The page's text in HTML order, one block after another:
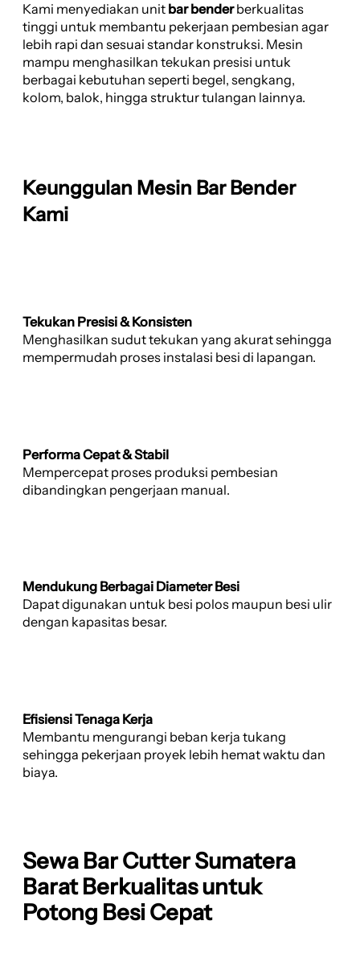
Kami menyediakan unit bar benderberkualitas
tinggi untuk membantu pekerjaan pembesian agar
lebih rapi dan sesuai standar konstruksi. Mesin
mampu menghasilkan tekukan presisi untuk
berbagai kebutuhan seperti begel, sengkang,
kolom, balok, hingga struktur tulangan lainnya.
Keunggulan Mesin Bar Bender
Kami
Tekukan Presisi & Konsisten
Menghasilkan sudut tekukan yang akurat sehingga
mempermudah proses instalasi besi di lapangan.
Performa Cepat & Stabil
Mempercepat proses produksi pembesian
dibandingkan pengerjaan manual.
Mendukung Berbagai Diameter Besi
Dapat digunakan untuk besi polos maupun besi ulir
dengan kapasitas besar.
Efisiensi Tenaga Kerja
Membantu mengurangi beban kerja tukang
sehingga pekerjaan proyek lebih hemat waktu dan
biaya.
Sewa Bar Cutter Sumatera
Barat Berkualitas untuk
Potong Besi Cepat